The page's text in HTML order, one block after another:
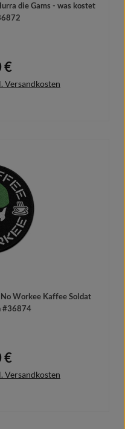
die Gams - was kostet
Preis:
€
Versandkosten
Workee Kaffee Soldat
#36874
Preis:
€
Versandkosten